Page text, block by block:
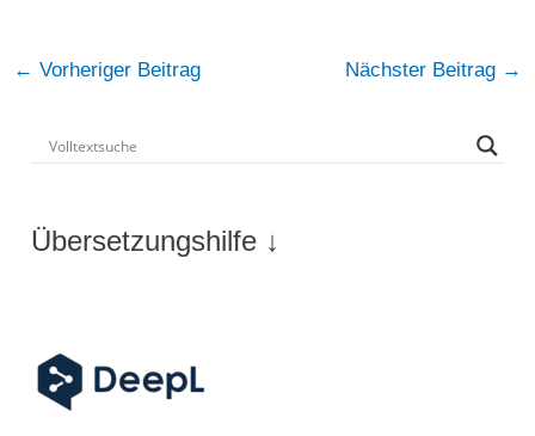
Post
← Vorheriger Beitrag Nächster Beitrag →
Übersetzungshilfe ↓